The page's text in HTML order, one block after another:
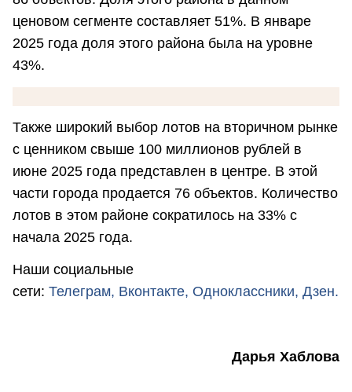
ценовом сегменте составляет 51%. В январе
2025 года доля этого района была на уровне
43%.
Также широкий выбор лотов на вторичном рынке
с ценником свыше 100 миллионов рублей в
июне 2025 года представлен в центре. В этой
части города продается 76 объектов. Количество
лотов в этом районе сократилось на 33% с
начала 2025 года.
Наши социальные
сети: Телеграм, Вконтакте, Одноклассники, Дзен.
Дарья Хаблова